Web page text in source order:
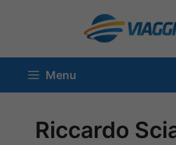
contenuto
Menu
Riccardo